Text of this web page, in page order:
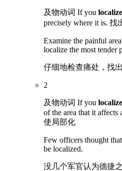
及物动词 If you localize
precisely where it is. 找
Examine the painful
localize the most tender
仔细地检查痛处，找
2
及物动词 If you localize
of the area that it affects
使局部化
Few officers thought
be localized.
没几个军官认为德捷